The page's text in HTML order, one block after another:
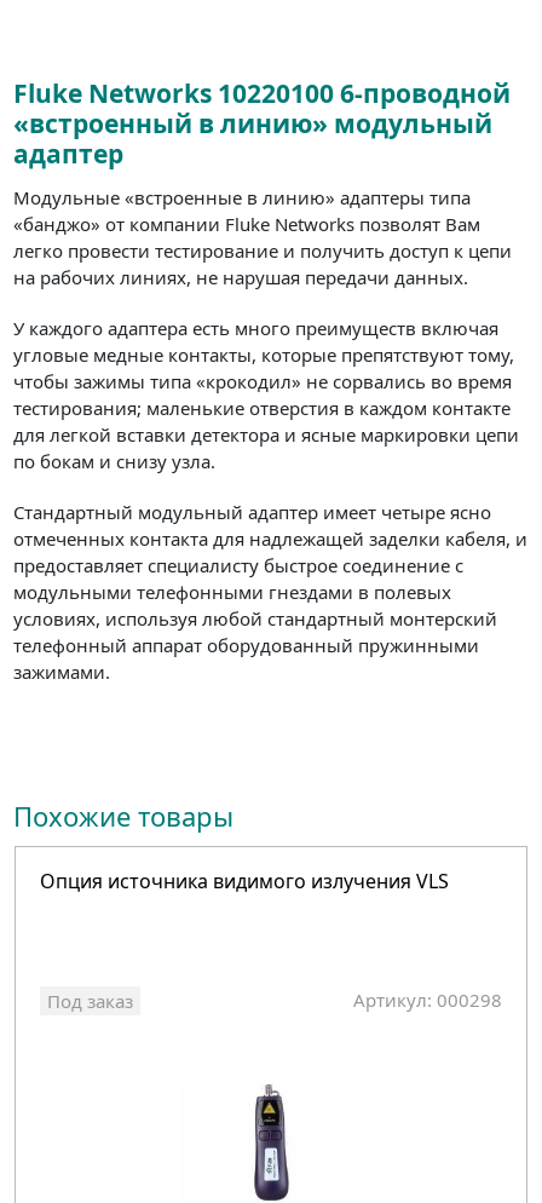
Fluke Networks 10220100 6-проводной
«встроенный в линию» модульный
адаптер
Модульные «встроенные в линию» адаптеры типа
«банджо» от компании Fluke Networks позволят Вам
легко провести тестирование и получить доступ к цепи
на рабочих линиях, не нарушая передачи данных.
У каждого адаптера есть много преимуществ включая
угловые медные контакты, которые препятствуют тому,
чтобы зажимы типа «крокодил» не сорвались во время
тестирования; маленькие отверстия в каждом контакте
для легкой вставки детектора и ясные маркировки цепи
по бокам и снизу узла.
Стандартный модульный адаптер имеет четыре ясно
отмеченных контакта для надлежащей заделки кабеля, и
предоставляет специалисту быстрое соединение с
модульными телефонными гнездами в полевых
условиях, используя любой стандартный монтерский
телефонный аппарат оборудованный пружинными
зажимами.
Похожие товары
Опция источника видимого излучения VLS
Под заказ Артикул: 000298